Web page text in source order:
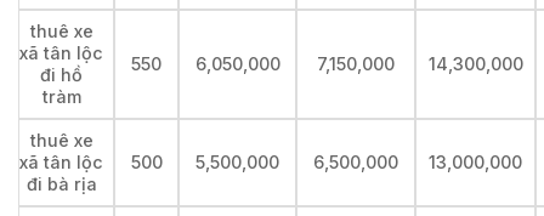
thuê xe
xã tân lộc
đi hồ
tràm
550 6,050,000 7,150,000 14,300,000
thuê xe
xã tân lộc
đi bà rịa
500 5,500,000 6,500,000 13,000,000